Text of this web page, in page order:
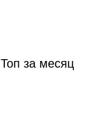
Топ за месяц